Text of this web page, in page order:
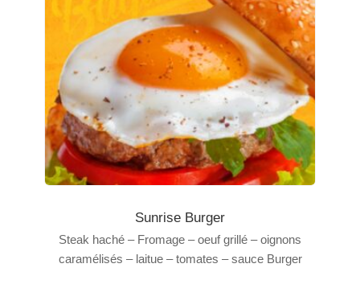
Sunrise Burger
Steak haché – Fromage – oeuf grillé – oignons
caramélisés – laitue – tomates – sauce Burger